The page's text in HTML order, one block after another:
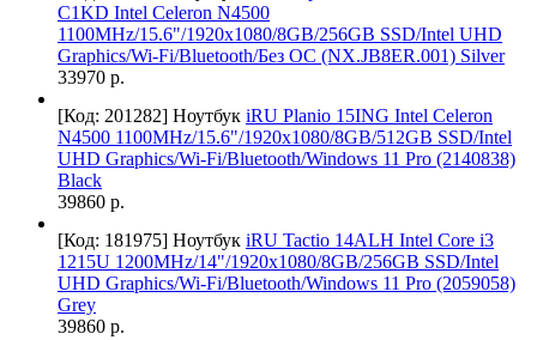
C1KD Intel Celeron N4500
1100MHz/15.6"/1920x1080/8GB/256GB SSD/Intel UHD
Graphics/Wi-Fi/Bluetooth/Без ОС (NX.JB8ER.001) Silver
33970 р.
[Код: 201282] Ноутбук iRU Planio 15ING Intel Celeron
N4500 1100MHz/15.6"/1920x1080/8GB/512GB SSD/Intel
UHD Graphics/Wi-Fi/Bluetooth/Windows 11 Pro (2140838)
Black
39860 р.
[Код: 181975] Ноутбук iRU Tactio 14ALH Intel Core i3
1215U 1200MHz/14"/1920x1080/8GB/256GB SSD/Intel
UHD Graphics/Wi-Fi/Bluetooth/Windows 11 Pro (2059058)
Grey
39860 р.